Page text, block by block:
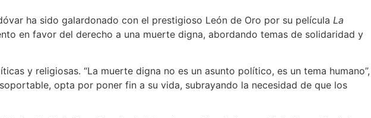
ha sido galardonado con el prestigioso León de Oro por su película La
en favor del derecho a una muerte digna, abordando temas de solidaridad y
y religiosas. “La muerte digna no es un asunto político, es un tema humano”,
opta por poner fin a su vida, subrayando la necesidad de que los